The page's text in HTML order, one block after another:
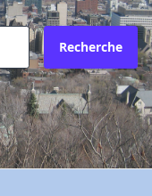
Recherche